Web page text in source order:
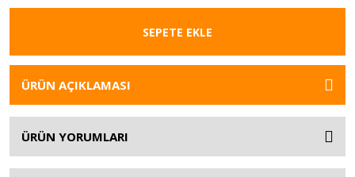
SEPETE EKLE
ÜRÜN AÇIKLAMASI
ÜRÜN YORUMLARI